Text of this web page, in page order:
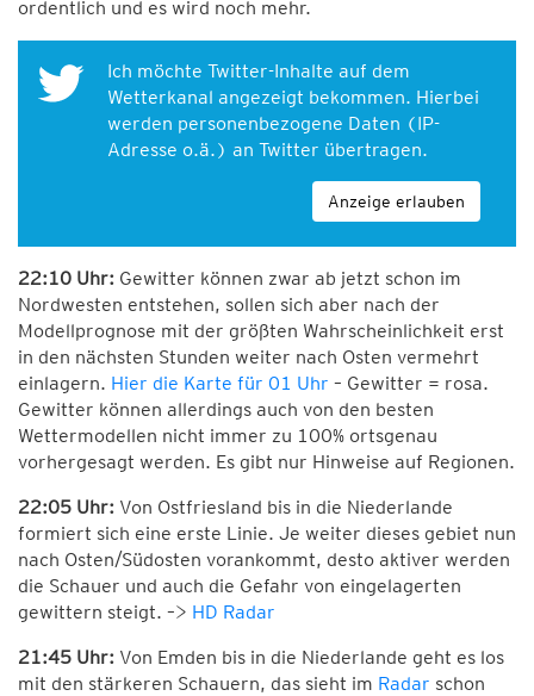
ordentlich und es wird noch mehr.
Ich möchte Twitter-Inhalte auf dem
Wetterkanal angezeigt bekommen. Hierbei
werden personenbezogene Daten (IP-
Adresse o.ä.) an Twitter übertragen.
Anzeige erlauben
22:10 Uhr: Gewitter können zwar ab jetzt schon im
Nordwesten entstehen, sollen sich aber nach der
Modellprognose mit der größten Wahrscheinlichkeit erst
in den nächsten Stunden weiter nach Osten vermehrt
einlagern. Hier die Karte für 01 Uhr – Gewitter = rosa.
Gewitter können allerdings auch von den besten
Wettermodellen nicht immer zu 100% ortsgenau
vorhergesagt werden. Es gibt nur Hinweise auf Regionen.
22:05 Uhr: Von Ostfriesland bis in die Niederlande
formiert sich eine erste Linie. Je weiter dieses gebiet nun
nach Osten/Südosten vorankommt, desto aktiver werden
die Schauer und auch die Gefahr von eingelagerten
gewittern steigt. –> HD Radar
21:45 Uhr: Von Emden bis in die Niederlande geht es los
mit den stärkeren Schauern, das sieht im Radar schon